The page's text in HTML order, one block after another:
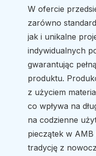
W ofercie
zarówno
jak i unikalne
indywidualnych
gwarantując
produktu.
z użyciem
co wpływa na
na codzienne
pieczątek w
tradycję z